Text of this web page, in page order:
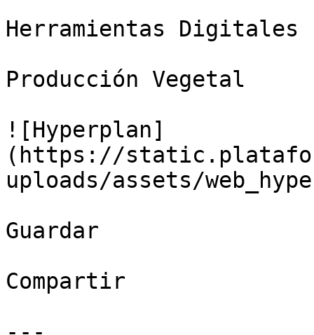
Herramientas Digitales
Producción Vegetal
![Hyperplan]
(https://
uploads/assets/
Guardar
Compartir